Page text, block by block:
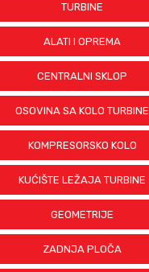
TURBINE
ALATI I OPREMA
CENTRALNI SKLOP
OSOVINA SA KOLO TURBINE
KOMPRESORSKO KOLO
KUĆIŠTE LEŽAJA TURBINE
GEOMETRIJE
ZADNJA PLOČA